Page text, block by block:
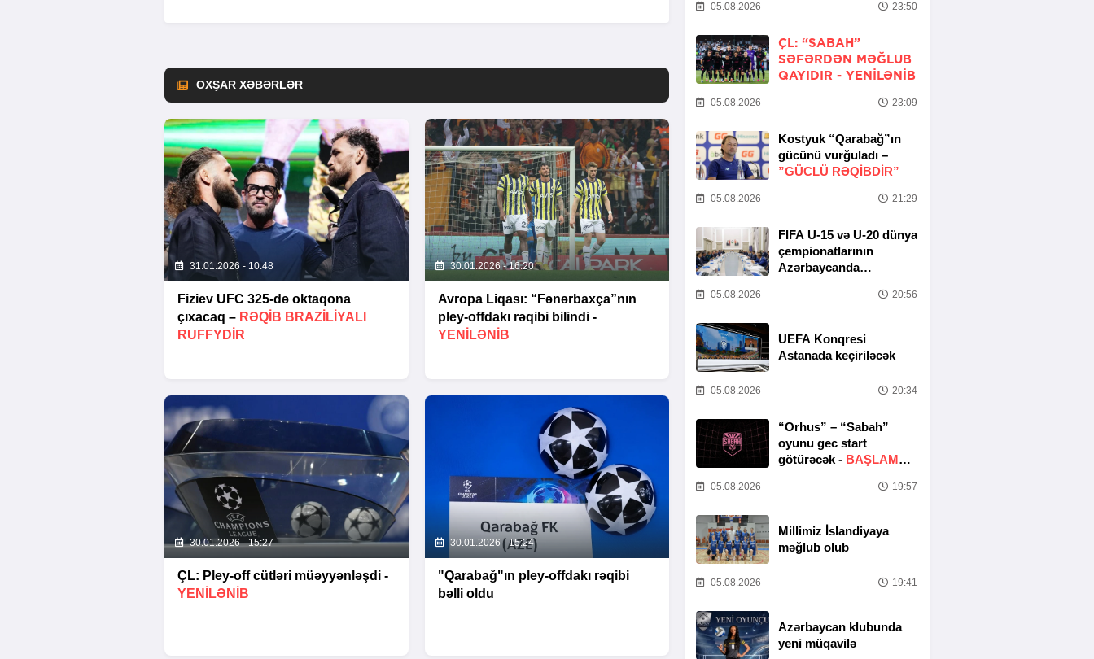
OXŞAR XƏBƏRLƏR
31.01.2026 - 10:48
Fiziev UFC 325-də oktaqona
çıxacaq – RƏQIB BRAZILIYALI
RUFFYDIR
30.01.2026 - 16:20
Avropa Liqası: “Fənərbaxça”nın
pley-offdakı rəqibi bilindi -
YENİLƏNİB
30.01.2026 - 15:27
ÇL: Pley-off cütləri müəyyənləşdi -
YENİLƏNİB
30.01.2026 - 15:24
"Qarabağ"ın pley-offdakı rəqibi
bəlli oldu
05.08.2026 23:50
ÇL: “SABAH”
SƏFƏRDƏN MƏĞLUB
QAYIDIR - YENİLƏNİB
05.08.2026 23:09
Kostyuk “Qarabağ”ın
gücünü vurğuladı –
”GÜCLÜ RƏQİBDİR”
05.08.2026 21:29
FIFA U-15 və U-20 dünya
çempionatlarının
Azərbaycanda
Təşkilat Komitəsinin
05.08.2026 20:56
UEFA Konqresi
Astanada keçiriləcək
05.08.2026 20:34
“Orhus” – “Sabah”
oyunu gec start
götürəcək - BAŞLAMA
05.08.2026 19:57
Millimiz İslandiyaya
məğlub olub
05.08.2026 19:41
Azərbaycan klubunda
yeni müqavilə